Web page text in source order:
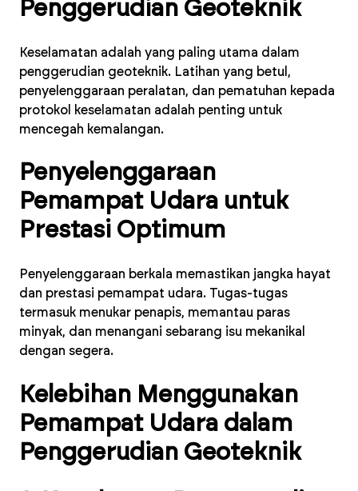
Penggerudian Geoteknik
Keselamatan adalah yang paling utama dalam
penggerudian geoteknik. Latihan yang betul,
penyelenggaraan peralatan, dan pematuhan kepada
protokol keselamatan adalah penting untuk
mencegah kemalangan.
Penyelenggaraan
Pemampat Udara untuk
Prestasi Optimum
Penyelenggaraan berkala memastikan jangka hayat
dan prestasi pemampat udara. Tugas-tugas
termasuk menukar penapis, memantau paras
minyak, dan menangani sebarang isu mekanikal
dengan segera.
Kelebihan Menggunakan
Pemampat Udara dalam
Penggerudian Geoteknik